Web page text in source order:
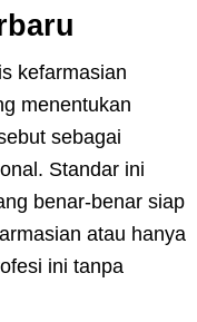
kefarmasian
menentukan
sebagai
Standar ini
benar-benar siap
atau hanya
ini tanpa